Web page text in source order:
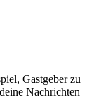
Gastgeber zu
Nachrichten